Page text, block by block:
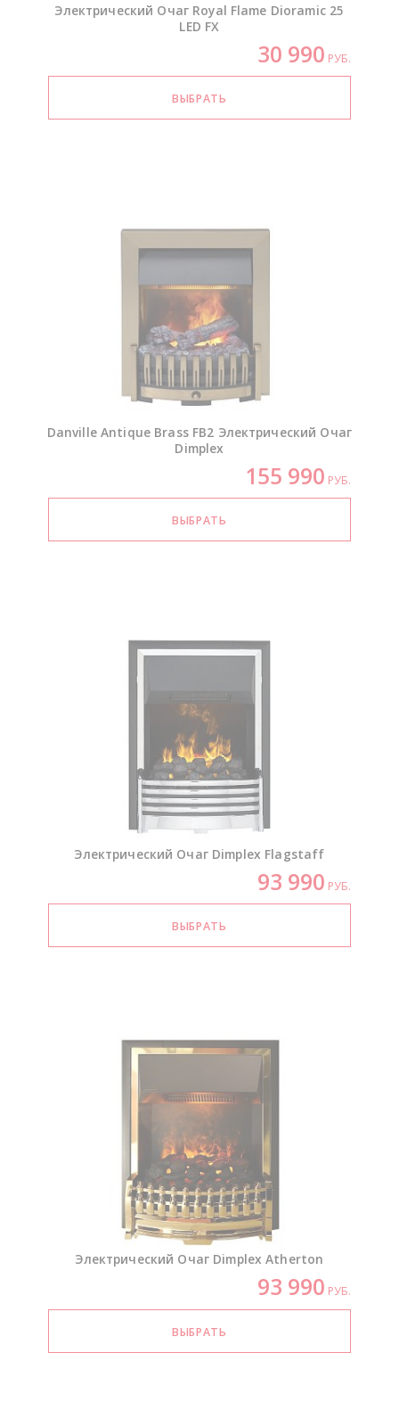
Электрический Очаг Royal Flame Dioramic 25
LED FX
30 990 РУБ.
Danville Antique Brass FB2 Электрический Очаг
Dimplex
155 990 РУБ.
Электрический Очаг Dimplex Flagstaff
93 990 РУБ.
Электрический Очаг Dimplex Atherton
93 990 РУБ.